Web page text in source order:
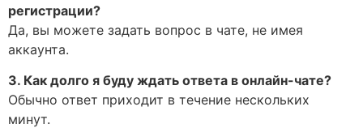
регистрации?
Да, вы можете задать вопрос в чате, не имея
аккаунта.
3. Как долго я буду ждать ответа в онлайн-чате?
Обычно ответ приходит в течение нескольких
минут.